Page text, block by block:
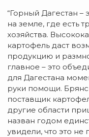
“Горный Дагестан –
на земле, где есть
хозяйства.
картофель даст
продукцию и
главное – это
для Дагестана
руки помощи.
поставщик
другие области
назван годом
увидели, что это не